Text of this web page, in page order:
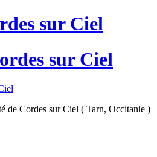
sur Ciel
de Cordes sur Ciel ( Tarn, Occitanie )